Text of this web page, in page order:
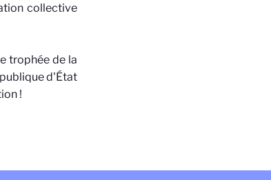
collective
trophée de la
d'État
!